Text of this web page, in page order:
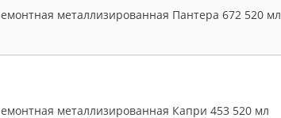
металлизированная Пантера 672 520 мл
металлизированная Капри 453 520 мл